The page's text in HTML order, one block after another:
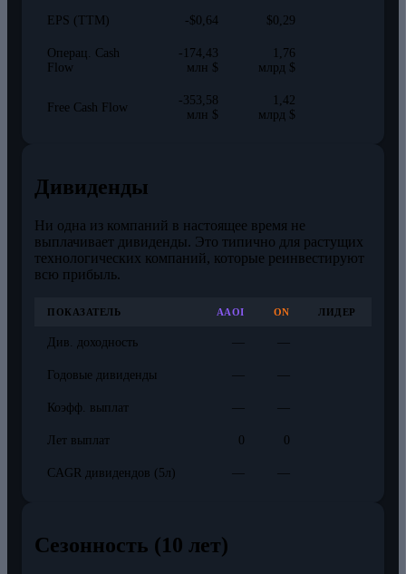
EPS (TTM) -$0,64 $0,29
Операц. Cash
Flow
-174,43
млн $
1,76
млрд $
Free Cash Flow
-353,58
млн $
1,42
млрд $
Дивиденды
Ни одна из компаний в настоящее время не
выплачивает дивиденды. Это типично для растущих
технологических компаний, которые реинвестируют
всю прибыль.
ПОКАЗАТЕЛЬ AAOI ON ЛИДЕР
Див. доходность — —
Годовые дивиденды — —
Коэфф. выплат — —
Лет выплат 0 0
CAGR дивидендов (5л) — —
Сезонность (10 лет)